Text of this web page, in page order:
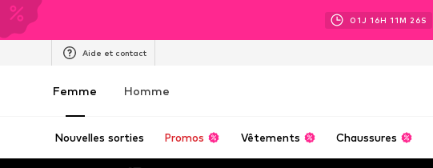
01J 16H 11M 25S
Aide et contact
Femme Homme
Nouvelles sorties Promos Vêtements Chaussures